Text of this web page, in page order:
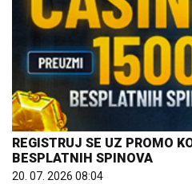
REGISTRUJ SE UZ PROMO
BESPLATNIH SPINOVA
20. 07. 2026 08:04